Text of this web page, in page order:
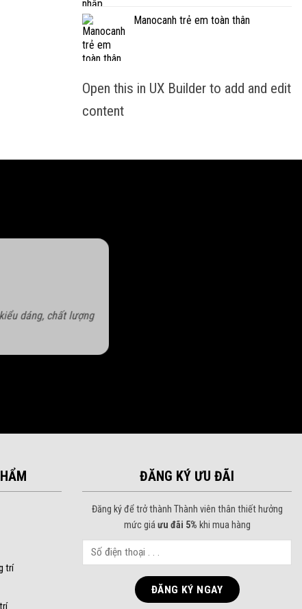
Manocanh trẻ em toàn thân
Open this in UX Builder to add and edit
content
dáng, chất lượng
trí
ĐĂNG KÝ ƯU ĐÃI
Đăng ký để trở thành Thành viên thân thiết hưởng
mức giáưu đãi 5% khi mua hàng